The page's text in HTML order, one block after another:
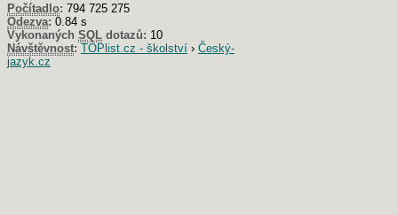
Počítadlo: 794 725 275
Odezva: 0.84 s
Vykonaných SQL dotazů: 10
Návštěvnost: TOPlist.cz - školství › Český-
jazyk.cz